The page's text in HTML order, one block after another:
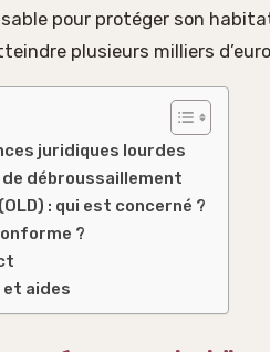
pour protéger son
plusieurs milliers
juridiques lourdes
débroussaillement
: qui est concerné ?
?
et aides